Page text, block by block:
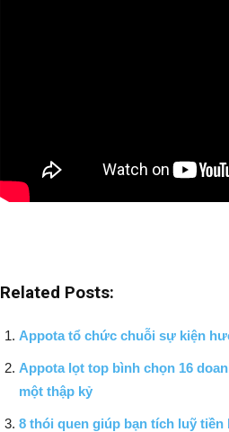
Related Posts:
Appota tổ chức chuỗi sự kiện
Appota lọt top bình chọn 16
một thập kỷ
8 thói quen giúp bạn tích luỹ tiền